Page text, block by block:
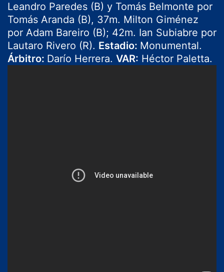
Leandro Paredes (B) y Tomás Belmonte por
Tomás Aranda (B), 37m. Milton Giménez
por Adam Bareiro (B); 42m. Ian Subiabre por
Lautaro Rivero (R). Estadio: Monumental.
Árbitro: Darío Herrera. VAR: Héctor Paletta.